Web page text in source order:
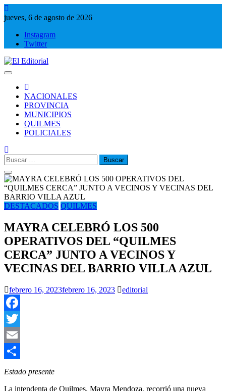
Saltar
al
jueves, 6 de agosto de 2026
Instagram
Twitter
NACIONALES
PROVINCIA
MUNICIPIOS
QUILMES
POLICIALES
Buscar:
DESTACADOS QUILMES
MAYRA CELEBRÓ LOS 500
OPERATIVOS DEL “QUILMES
CERCA” JUNTO A VECINOS Y
VECINAS DEL BARRIO VILLA AZUL
febrero 16, 2023febrero 16, 2023 editorial
Facebook
Twitter
Email
Compartir
Estado presente
La intendenta de Quilmes, Mayra Mendoza, recorrió una nueva